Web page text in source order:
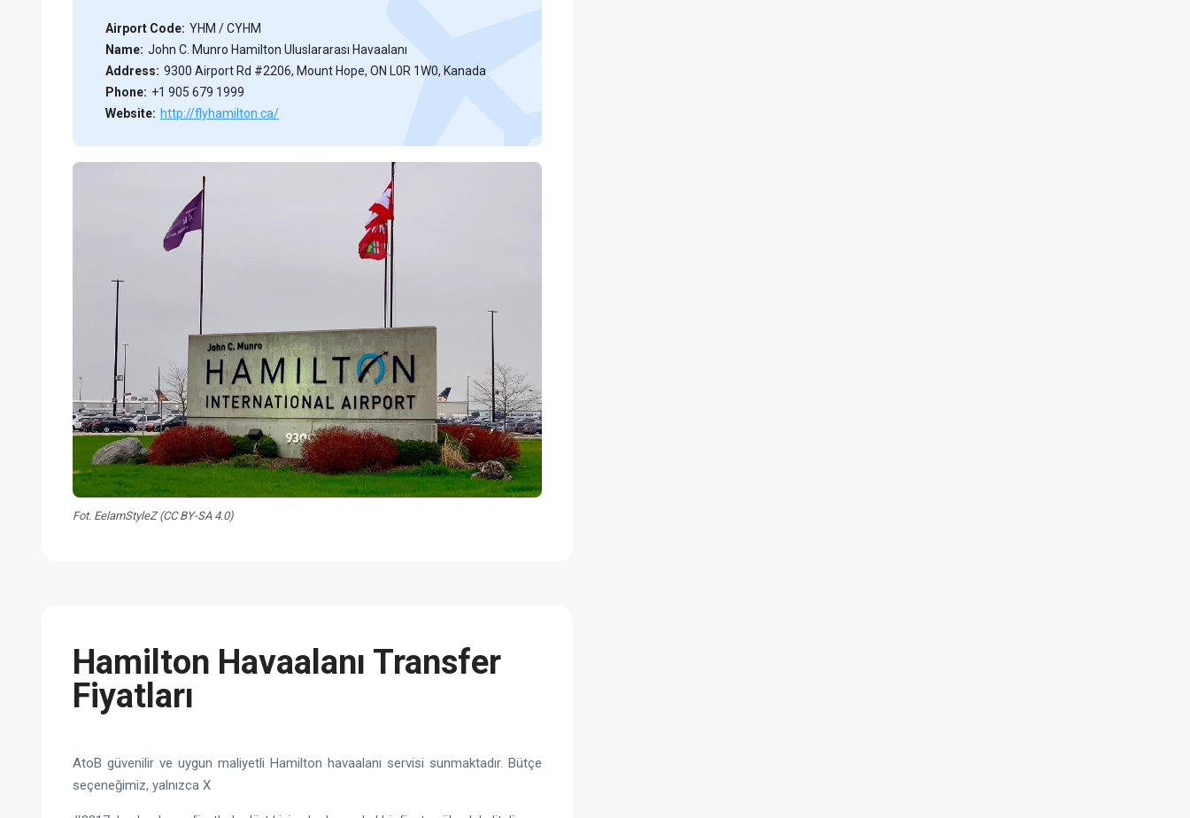
Airport Code: YHM / CYHM
Name: John C. Munro Hamilton Uluslararası Havaalanı
Address: 9300 Airport Rd #2206, Mount Hope, ON L0R 1W0, Kanada
Phone: +1 905 679 1999
Website: http://flyhamilton.ca/
Fot. EelamStyleZ (CC BY-SA 4.0)
Hamilton Havaalanı Transfer
Fiyatları
AtoB güvenilir ve uygun maliyetli Hamilton havaalanı servisi sunmaktadır. Bütçe
seçeneğimiz, yalnızca X